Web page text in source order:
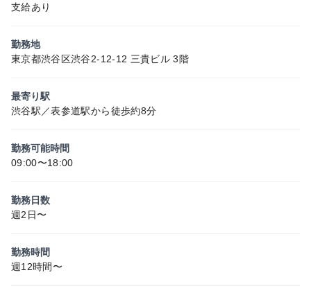
支給あり
勤務地
東京都渋谷区渋谷2-12-12 三貴ビル 3階
最寄り駅
渋谷駅／表参道駅から徒歩約8分
勤務可能時間
09:00〜18:00
勤務日数
週2日〜
勤務時間
週12時間〜